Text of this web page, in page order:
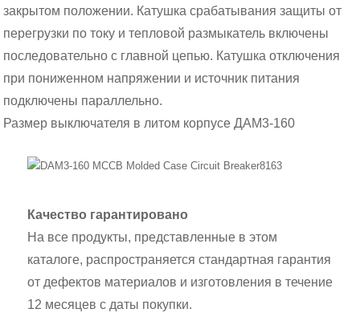
закрытом положении. Катушка срабатывания защиты от
перегрузки по току и тепловой размыкатель включены
последовательно с главной цепью. Катушка отключения
при пониженном напряжении и источник питания
подключены параллельно.
Размер выключателя в литом корпусе ДАМ3-160
Качество гарантировано
На все продукты, представленные в этом
каталоге, распространяется стандартная гарантия
от дефектов материалов и изготовления в течение
12 месяцев с даты покупки.